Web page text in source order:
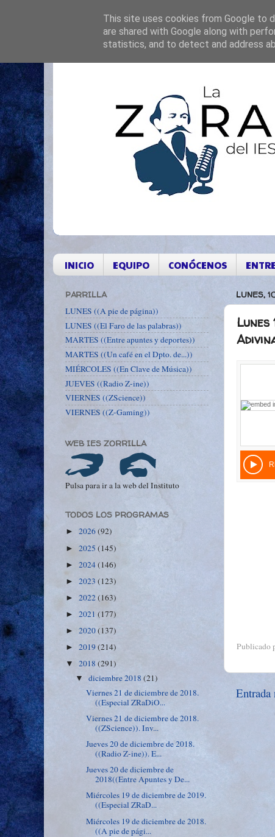
INICIO EQUIPO CONÓCENOS
LUNES,
Lunes
Publicado
Entrada
PARRILLA
LUNES ((A pie de página))
LUNES ((El Faro de las palabras))
MARTES ((Entre apuntes y deportes))
MARTES ((Un café en el Dpto. de...))
MIÉRCOLES ((En Clave de Música))
JUEVES ((Radio Z-ine))
VIERNES ((ZScience))
VIERNES ((Z-Gaming))
WEB IES ZORRILLA
Pulsa para ir a la web del Instituto
TODOS LOS PROGRAMAS
► 2026(92)
► 2025 (145)
► 2024(146)
► 2023 (123)
► 2022(163)
► 2021 (177)
► 2020(137)
► 2019(214)
▼ 2018 (291)
▼diciembre 2018(21)
Viernes 21 de diciembre de 2018.
((Especial ZRaDiO...
Viernes 21 de diciembre de 2018.
((ZScience)). Inv...
Jueves 20 de diciembre de 2018.
((Radio Z-ine)). E...
Jueves 20 de diciembre de
2018((Entre Apuntes y De...
Miércoles 19 de diciembre de 2019.
((Especial ZRaD...
Miércoles 19 de diciembre de 2018.
((A pie de pági...
This site uses cookies from Google to
are shared with Google along with
statistics, and to detect and address